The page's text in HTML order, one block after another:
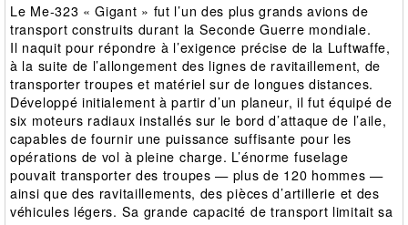
Le Me-323 « Gigant » fut l’un des plus grands avions de
transport construits durant la Seconde Guerre mondiale.
Il naquit pour répondre à l’exigence précise de la Luftwaffe,
à la suite de l’allongement des lignes de ravitaillement, de
transporter troupes et matériel sur de longues distances.
Développé initialement à partir d’un planeur, il fut équipé de
six moteurs radiaux installés sur le bord d’attaque de l’aile,
capables de fournir une puissance suffisante pour les
opérations de vol à pleine charge. L’énorme fuselage
pouvait transporter des troupes — plus de 120 hommes —
ainsi que des ravitaillements, des pièces d’artillerie et des
véhicules légers. Sa grande capacité de transport limitait sa